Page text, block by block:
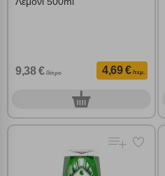
9,38 € /λίτρο 4,69 € /τεμ.
0τεμ.